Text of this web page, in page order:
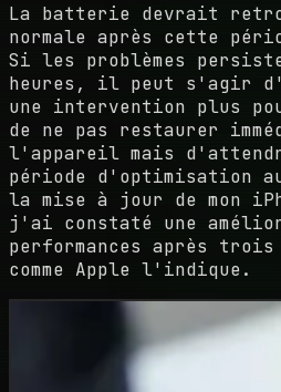
La batterie devrait
normale après cette
Si les problèmes
heures, il peut s'agir
une intervention plus
de ne pas restaurer
l'appareil mais
période d'optimisation
la mise à jour de mon
j'ai constaté une
performances après
comme Apple l'indique.